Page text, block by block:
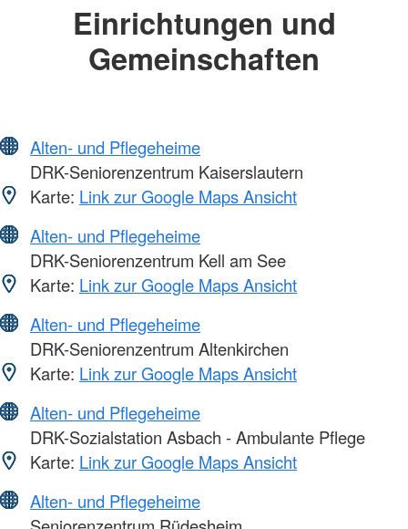
Einrichtungen und
Gemeinschaften
Alten- und Pflegeheime
DRK-Seniorenzentrum Kaiserslautern
Karte: Link zur Google Maps Ansicht
Alten- und Pflegeheime
DRK-Seniorenzentrum Kell am See
Karte: Link zur Google Maps Ansicht
Alten- und Pflegeheime
DRK-Seniorenzentrum Altenkirchen
Karte: Link zur Google Maps Ansicht
Alten- und Pflegeheime
DRK-Sozialstation Asbach - Ambulante Pflege
Karte: Link zur Google Maps Ansicht
Alten- und Pflegeheime